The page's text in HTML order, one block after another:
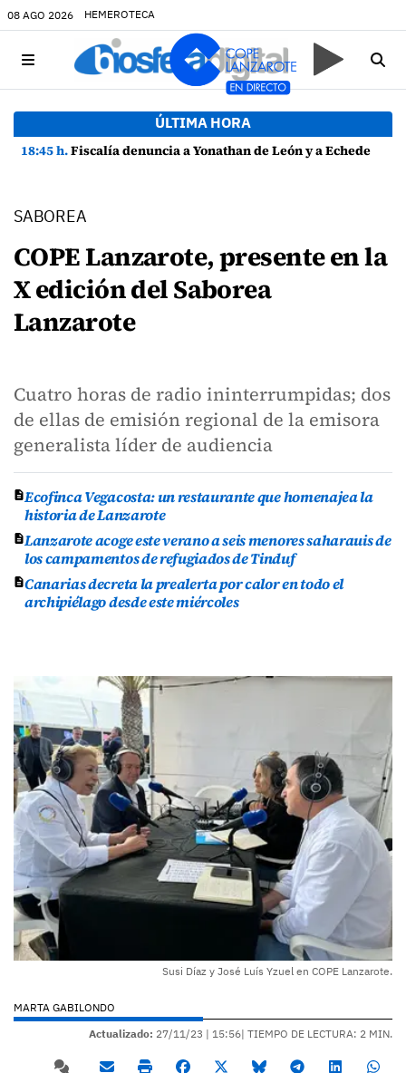
08 AGO 2026 HEMEROTECA
ÚLTIMA HORA
18:45 h.Fiscalía denuncia a Yonathan de León y a Echedey Eugenio por presuntas anomalías en contratos festivos
SABOREA
COPE Lanzarote, presente en la
X edición del Saborea
Lanzarote
Cuatro horas de radio ininterrumpidas; dos
de ellas de emisión regional de la emisora
generalista líder de audiencia
Ecofinca Vegacosta: un restaurante que homenajea la
historia de Lanzarote
Lanzarote acoge este verano a seis menores saharauis de
los campamentos de refugiados de Tinduf
Canarias decreta la prealerta por calor en todo el
archipiélago desde este miércoles
Susi Díaz y José Luís Yzuel en COPE Lanzarote.
MARTA GABILONDO
Actualizado: 27/11/23 | 15:56| TIEMPO DE LECTURA: 2 MIN.